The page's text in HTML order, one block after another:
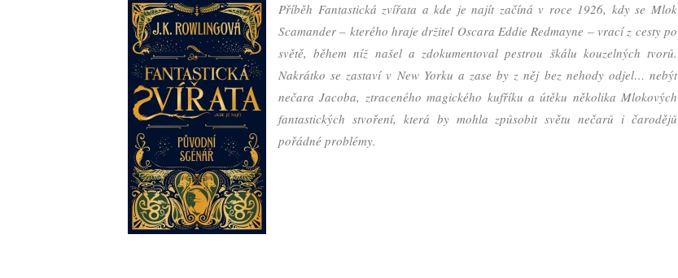
Příběh Fantastická zvířata a kde je najít začíná v roce 1926, kdy se Mlok
Scamander – kterého hraje držitel Oscara Eddie Redmayne – vrací z cesty po
světě, během níž našel a zdokumentoval pestrou škálu kouzelných tvorů.
Nakrátko se zastaví v New Yorku a zase by z něj bez nehody odjel… nebýt
nečara Jacoba, ztraceného magického kufříku a útěku několika Mlokových
fantastických stvoření, která by mohla způsobit světu nečarů i čarodějů
pořádné problémy.